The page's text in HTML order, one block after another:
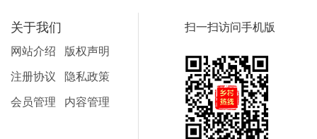
关于我们
网站介绍
版权声明
注册协议
隐私政策
会员管理
内容管理
扫一扫访问手机版